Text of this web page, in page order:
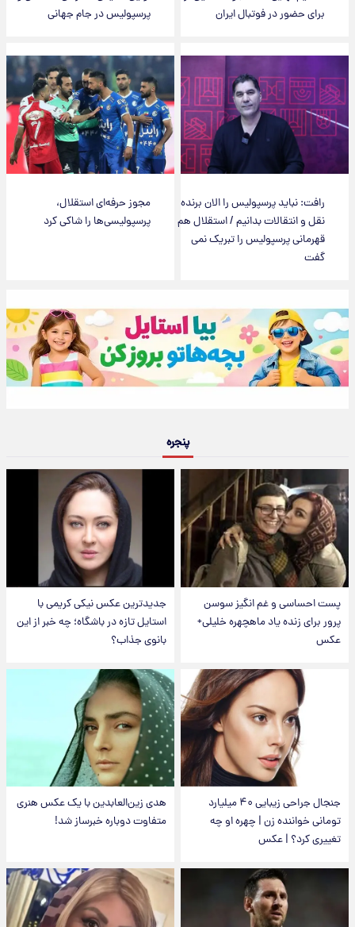
برای حضور در فوتبال ایران
پرسپولیس در جام جهانی
رافت: نباید پرسپولیس را الان برنده
نقل و انتقالات بدانیم / استقلال هم
قهرمانی پرسپولیس را تبریک نمی
گفت
مجوز حرفه‌ای استقلال،
پرسپولیسی‌ها را شاکی کرد
پنجره
پست احساسی و غم انگیز سوسن
پرور برای زنده یاد ماهچهره خلیلی+
عکس
جدیدترین عکس نیکی کریمی با
استایل تازه در باشگاه؛ چه خبر از این
بانوی جذاب؟
جنجال جراحی زیبایی ۴۰ میلیارد
تومانی خواننده زن | چهره او چه
تغییری کرد؟ | عکس
هدی زین‌العابدین با یک عکس هنری
متفاوت دوباره خبرساز شد!